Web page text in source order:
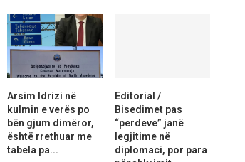
Arsim Idrizi në
kulmin e verës po
bën gjum dimëror,
është rrethuar me
tabela pa...
Editorial /
Bisedimet pas
“perdeve” janë
legjitime në
diplomaci, por para